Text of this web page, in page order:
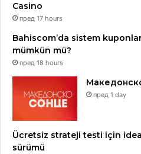
Casino
пред 17 hours
Bahiscom’da sistem
mümkün mü?
пред 18 hours
пред 1 day
Ücretsiz strateji testi için
sürümü